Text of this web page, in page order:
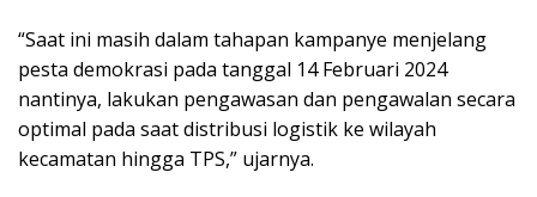
“Saat ini masih dalam tahapan kampanye menjelang
pesta demokrasi pada tanggal 14 Februari 2024
nantinya, lakukan pengawasan dan pengawalan secara
optimal pada saat distribusi logistik ke wilayah
kecamatan hingga TPS,” ujarnya.